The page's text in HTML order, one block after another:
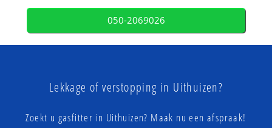
050-2069026
Lekkage of verstopping in Uithuizen?
Zoekt u gasfitter in Uithuizen? Maak nu een afspraak!